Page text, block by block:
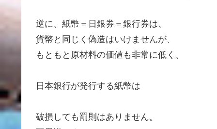
逆に、紙幣＝日銀券＝銀行券は、
貨幣と同じく偽造はいけませんが、
もともと原材料の価値も非常に低く、
日本銀行が発行する紙幣は
破損しても罰則はありません。